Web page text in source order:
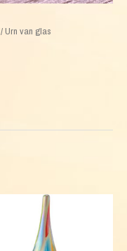
/ Urn van glas